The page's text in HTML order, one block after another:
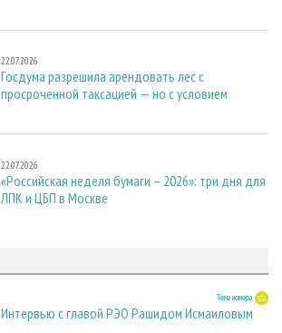
22.07.2026
Госдума разрешила арендовать лес с
просроченной таксацией — но с условием
22.07.2026
«Российская неделя бумаги – 2026»: три дня для
ЛПК и ЦБП в Москве
Тема номера
Интервью с главой РЭО Рашидом Исмаиловым